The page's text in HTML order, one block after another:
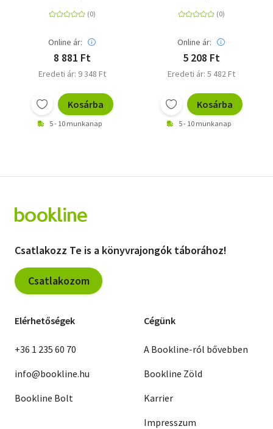
Nacht verweilt") +++
wunderschönem
Farbschnitt und
Charakterkarte +++
Online ár:
8 881 Ft
Eredeti ár: 9 348 Ft
Kosárba
5 - 10 munkanap
Online ár:
5 208 Ft
Eredeti ár: 5 482 Ft
Kosárba
5 - 10 munkanap
Csatlakozz Te is a könyvrajongók táborához!
Csatlakozom
Elérhetőségek
+36 1 235 60 70
info@bookline.hu
Bookline Bolt
Cégünk
A Bookline-ról bővebben
Bookline Zöld
Karrier
Impresszum